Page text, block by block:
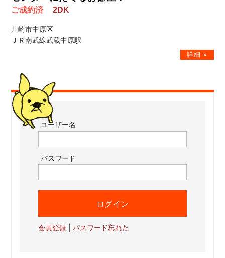
ご成約済 2DK
川崎市中原区
ＪＲ南武線武蔵中原駅
ユーザー名
パスワード
会員登録 |パスワード忘れた